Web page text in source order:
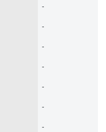
-
-
-
-
-
-
-